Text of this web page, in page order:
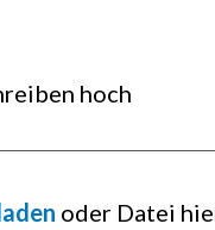
hoch
oder Datei